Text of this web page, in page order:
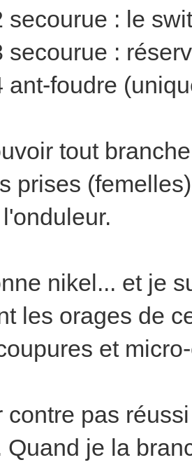
: le
:
foudre
tout
prises
nikel... et je
les orages de
et
contre pas
Quand je la